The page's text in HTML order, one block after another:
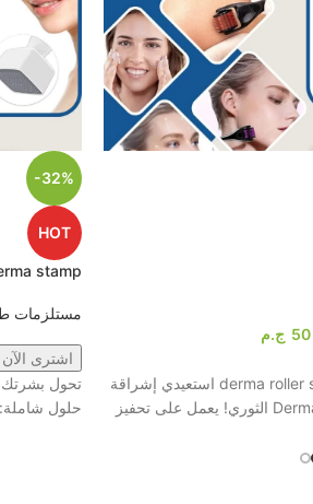
50 ج.م
1️⃣ جدد شباب بشرتك مع derma roller system استعيدي إشراقة
-32%
HOT
stamp
مستلزمات
اشترى الآن
تحول بشرتك
حلول